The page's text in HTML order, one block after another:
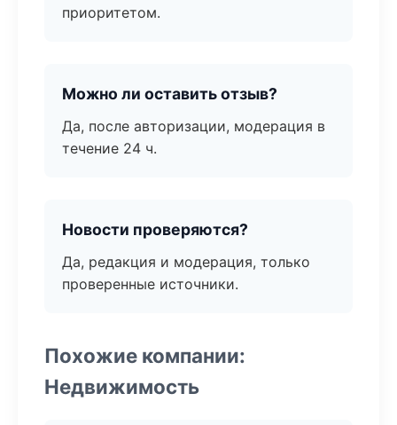
приоритетом.
Можно ли оставить отзыв?
Да, после авторизации, модерация в
течение 24 ч.
Новости проверяются?
Да, редакция и модерация, только
проверенные источники.
Похожие компании:
Недвижимость